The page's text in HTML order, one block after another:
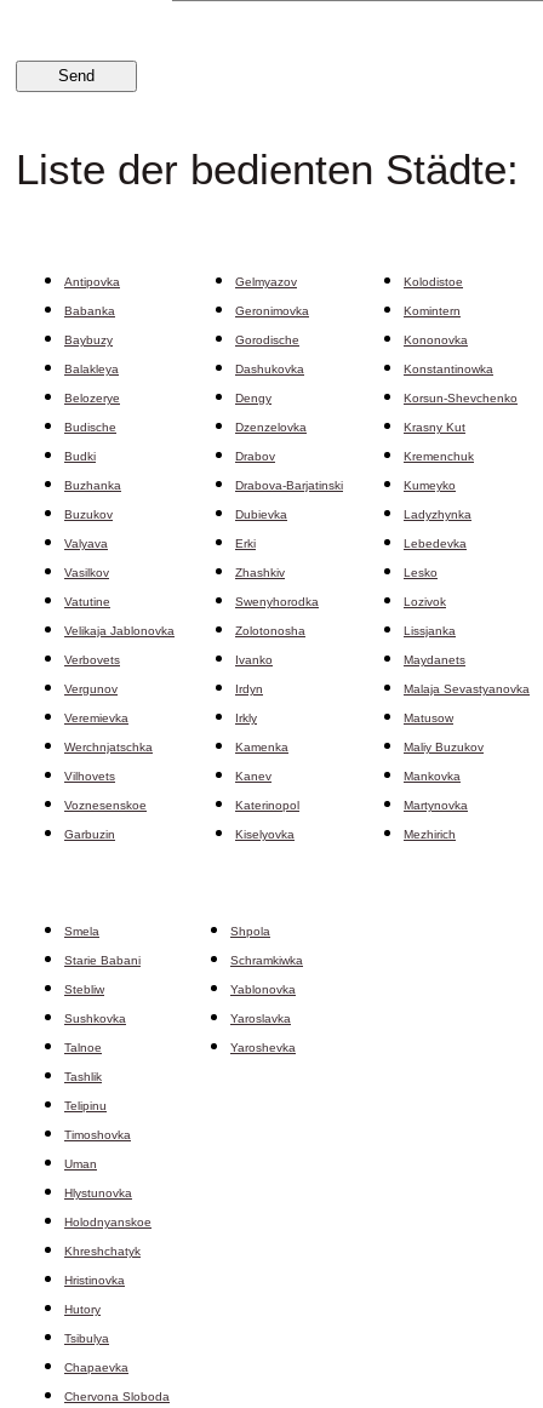
Liste der bedienten Städte:
Antipovka
Babanka
Baybuzy
Balakleya
Belozerye
Budische
Budki
Buzhanka
Buzukov
Valyava
Vasilkov
Vatutine
Velikaja Jablonovka
Verbovets
Vergunov
Veremievka
Werchnjatschka
Vilhovets
Voznesenskoe
Garbuzin
Gelmyazov
Geronimovka
Gorodische
Dashukovka
Dengy
Dzenzelovka
Drabov
Drabova-Barjatinski
Dubievka
Erki
Zhashkiv
Swenyhorodka
Zolotonosha
Ivanko
Irdyn
Irkly
Kamenka
Kanev
Katerinopol
Kiselyovka
Kolodistoe
Komintern
Kononovka
Konstantinowka
Korsun-Shevchenko
Krasny Kut
Kremenchuk
Kumeyko
Ladyzhynka
Lebedevka
Lesko
Lozivok
Lissjanka
Maydanets
Malaja Sevastyanovka
Matusow
Maliy Buzukov
Mankovka
Martynovka
Mezhirich
Smela
Starie Babani
Stebliw
Sushkovka
Talnoe
Tashlik
Telipinu
Timoshovka
Uman
Hlystunovka
Holodnyanskoe
Khreshchatyk
Hristinovka
Hutory
Tsibulya
Chapaevka
Chervona Sloboda
Shpola
Schramkiwka
Yablonovka
Yaroslavka
Yaroshevka